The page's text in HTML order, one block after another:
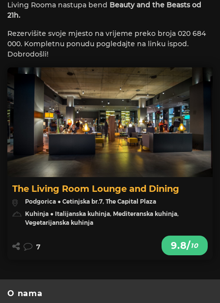
Living Rooma nastupa bend Beauty and the Beasts od
21h.
Rezervišite svoje mjesto na vrijeme preko broja 020 684
000. Kompletnu ponudu pogledajte na linku ispod.
Dobrodošli!
The Living Room Lounge and Dining
Podgorica ● Cetinjska br.7, The Capital Plaza
Kuhinja ● Italijanska kuhinja, Mediteranska kuhinja,
Vegetarijanska kuhinja
9.8/10
7
O nama